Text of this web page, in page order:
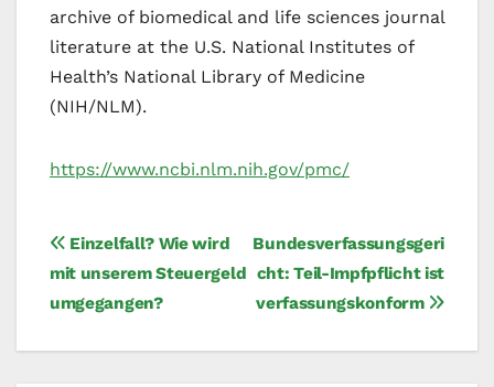
archive of biomedical and life sciences journal
literature at the U.S. National Institutes of
Health’s National Library of Medicine
(NIH/NLM).
https://www.ncbi.nlm.nih.gov/pmc/
Beitragsnavigation
Bundesverfassungsgeri
cht: Teil-Impfpflicht ist
verfassungskonform
Einzelfall? Wie wird
mit unserem Steuergeld
umgegangen?